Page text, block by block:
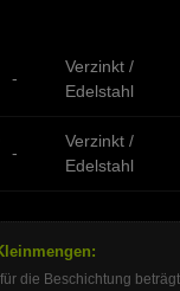
-
Verzinkt /
Edelstahl
-
Verzinkt /
Edelstahl
die Beschichtung